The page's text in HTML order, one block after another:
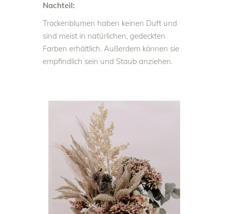
Nachteil:
Trockenblumen haben keinen Duft und
sind meist in natürlichen, gedeckten
Farben erhältlich. Außerdem können sie
empfindlich sein und Staub anziehen.